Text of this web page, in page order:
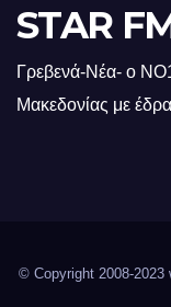
STAR
Γρεβενά-Νέα- ο
Μακεδονίας με
© Copyright 2008-2023